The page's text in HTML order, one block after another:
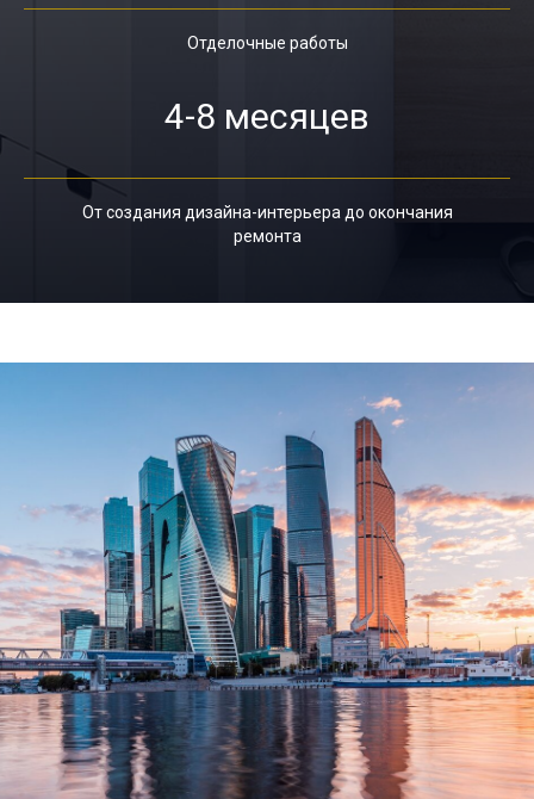
Отделочные работы
4-8 месяцев
От создания дизайна-интерьера до окончания
ремонта